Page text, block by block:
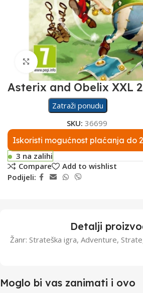
Click to enlarge
Asterix and Obelix XXL
Zatraži ponudu
SKU: 36699
Iskoristi mogućnost plaćanja do
3 na zalihi
Compare
Add to wishlist
Podijeli:
Detalji
Žanr: Strateška igra, Adventure,
Moglo bi vas zanimati i ovo